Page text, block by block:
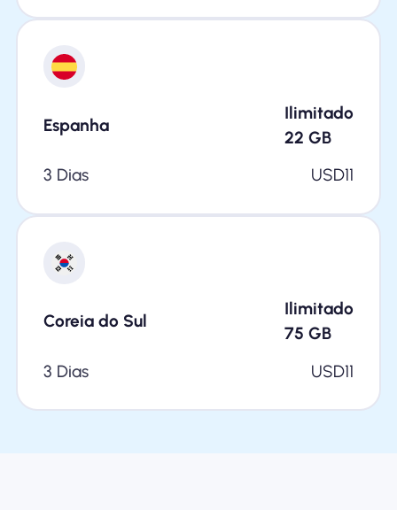
Espanha
Ilimitado
22 GB
3 Dias
USD11
Coreia do Sul
Ilimitado
75 GB
3 Dias
USD11